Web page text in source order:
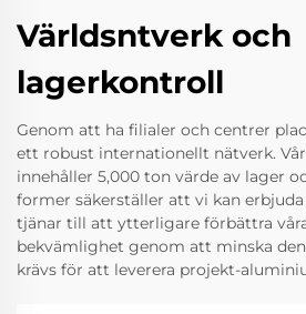
Världsntverk och
lagerkontroll
Genom att ha filialer och centrer
ett robust internationellt nätverk.
innehåller 5,000 ton värde av lager
former säkerställer att vi kan
tjänar till att ytterligare förbättra
bekvämlighet genom att minska
krävs för att leverera projekt-